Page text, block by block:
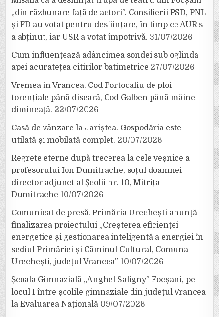
„din răzbunare față de actori”. Consilierii PSD, PNL
și FD au votat pentru desființare, în timp ce AUR s-
a abținut, iar USR a votat împotrivă. 31/07/2026
Cum influențează adâncimea sondei sub oglinda
apei acuratețea citirilor batimetrice 27/07/2026
Vremea în Vrancea. Cod Portocaliu de ploi
torențiale până diseară, Cod Galben până mâine
dimineață. 22/07/2026
Casă de vânzare la Jariștea. Gospodăria este
utilată și mobilată complet. 20/07/2026
Regrete eterne după trecerea la cele veșnice a
profesorului Ion Dumitrache, soțul doamnei
director adjunct al Școlii nr. 10, Mitrița
Dumitrache 10/07/2026
Comunicat de presă. Primăria Urechești anunță
finalizarea proiectului „Creșterea eficienței
energetice și gestionarea inteligentă a energiei în
sediul Primăriei și Căminul Cultural, Comuna
Urechești, județul Vrancea” 10/07/2026
Școala Gimnazială „Anghel Saligny” Focșani, pe
locul I între școlile gimnaziale din județul Vrancea
la Evaluarea Națională 09/07/2026